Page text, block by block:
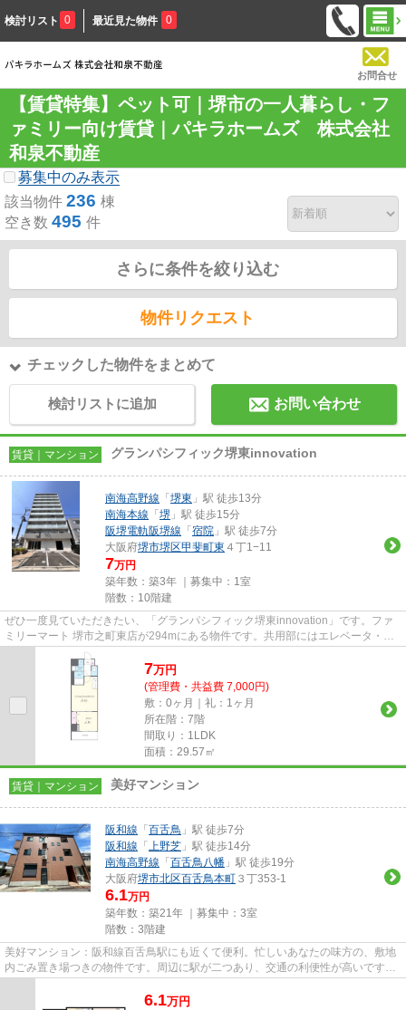
検討リスト 0 最近見た物件 0
お問合せ
【賃貸特集】ペット可｜堺市の一人暮らし・フ
ァミリー向け賃貸｜パキラホームズ 株式会社
和泉不動産
募集中のみ表示
該当物件 236 棟
空き数 495 件
さらに条件を絞り込む
物件リクエスト
チェックした物件をまとめて
検討リストに追加 お問い合わせ
賃貸｜マンション グランパシフィック堺東innovation
南海高野線 「 堺東 」駅 徒歩13分
南海本線 「 堺 」駅 徒歩15分
阪堺電軌阪堺線 「 宿院 」駅 徒歩7分
大阪府堺市堺区甲斐町東 ４丁1−11
7万円
築年数：築3年 ｜募集中： 1室
階数：10階建
ぜひ一度見ていただきたい、「グランパシフィック堺東innovation」です。ファ
ミリーマート 堺市之町東店が294mにある物件です。共用部にはエレベータ・敷
地内ごみ置き場などが備わって...
7万円
(管理費・共益費 7,000円)
敷：0ヶ月｜礼：1ヶ月
所在階：7階
間取り：1LDK
面積：29.57㎡
賃貸｜マンション 美好マンション
阪和線 「 百舌鳥 」駅 徒歩7分
阪和線 「 上野芝 」駅 徒歩14分
南海高野線 「 百舌鳥八幡 」駅 徒歩19分
大阪府堺市北区百舌鳥本町 ３丁353-1
6.1万円
築年数：築21年 ｜募集中： 3室
階数：3階建
美好マンション：阪和線百舌鳥駅にも近くて便利。忙しいあなたの味方の、敷地
内ごみ置き場つきの物件です。周辺に駅が二つあり、交通の利便性が高いです。
6.1万円